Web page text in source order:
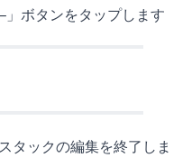
ボタンをタップします
タックの編集を終了しま